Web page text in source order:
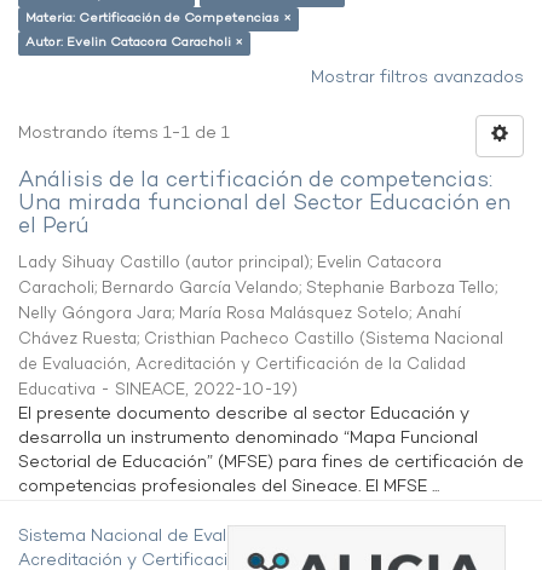
Materia: Certificación de Competencias ×
Autor: Evelin Catacora Caracholi ×
Mostrar filtros avanzados
Mostrando ítems 1-1 de 1
Análisis de la certificación de competencias:
Una mirada funcional del Sector Educación en
el Perú
Lady Sihuay Castillo (autor principal); Evelin Catacora
Caracholi; Bernardo García Velando; Stephanie Barboza Tello;
Nelly Góngora Jara; María Rosa Malásquez Sotelo; Anahí
Chávez Ruesta; Cristhian Pacheco Castillo (Sistema Nacional
de Evaluación, Acreditación y Certificación de la Calidad
Educativa - SINEACE, 2022-10-19)
El presente documento describe al sector Educación y
desarrolla un instrumento denominado “Mapa Funcional
Sectorial de Educación” (MFSE) para fines de certificación de
competencias profesionales del Sineace. El MFSE ...
Sistema Nacional de Evaluación,
Acreditación y Certificación de la